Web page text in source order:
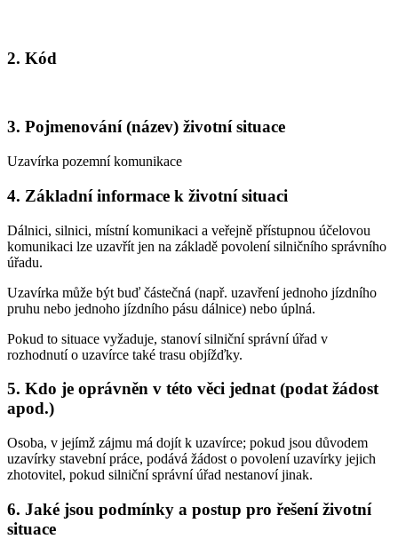
2. Kód
3. Pojmenování (název) životní situace
Uzavírka pozemní komunikace
4. Základní informace k životní situaci
Dálnici, silnici, místní komunikaci a veřejně přístupnou účelovou
komunikaci lze uzavřít jen na základě povolení silničního správního
úřadu.
Uzavírka může být buď částečná (např. uzavření jednoho jízdního
pruhu nebo jednoho jízdního pásu dálnice) nebo úplná.
Pokud to situace vyžaduje, stanoví silniční správní úřad v
rozhodnutí o uzavírce také trasu objížďky.
5. Kdo je oprávněn v této věci jednat (podat žádost
apod.)
Osoba, v jejímž zájmu má dojít k uzavírce; pokud jsou důvodem
uzavírky stavební práce, podává žádost o povolení uzavírky jejich
zhotovitel, pokud silniční správní úřad nestanoví jinak.
6. Jaké jsou podmínky a postup pro řešení životní
situace